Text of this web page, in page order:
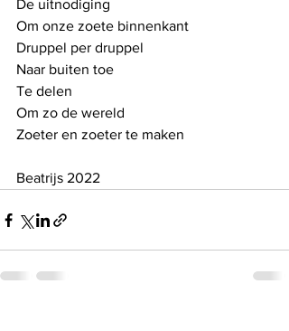
De uitnodiging
Om onze zoete binnenkant
Druppel per druppel
Naar buiten toe
Te delen
Om zo de wereld
Zoeter en zoeter te maken
Beatrijs 2022